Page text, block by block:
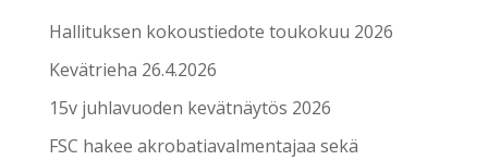
Hallituksen kokoustiedote toukokuu 2026
Kevätrieha 26.4.2026
15v juhlavuoden kevätnäytös 2026
FSC hakee akrobatiavalmentajaa sekä